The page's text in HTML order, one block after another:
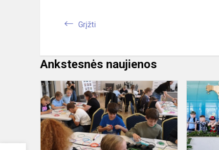
Grįžti
Ankstesnės naujienos
su
3D
pieštukais